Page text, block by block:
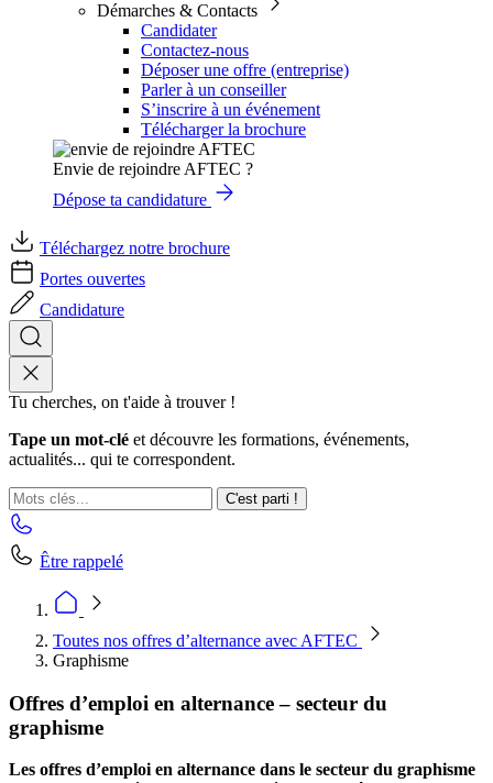
Démarches & Contacts
Candidater
Contactez-nous
Déposer une offre (entreprise)
Parler à un conseiller
S’inscrire à un événement
Télécharger la brochure
Envie de rejoindre AFTEC ?
Dépose ta candidature
Téléchargez notre brochure
Portes ouvertes
Candidature
Tu cherches, on t'aide à trouver !
Tape un mot-clé et découvre les formations, événements,
actualités... qui te correspondent.
C'est parti !
Être rappelé
Toutes nos offres d’alternance avec AFTEC
Graphisme
Offres d’emploi en alternance – secteur du
graphisme
Les offres d’emploi en alternance dans le secteur du graphisme